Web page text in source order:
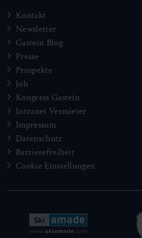
Kontakt
Newsletter
Gastein Blog
Presse
Prospekte
Job
Kongress Gastein
Intranet Vermieter
Impressum
Datenschutz
Barrierefreiheit
Cookie Einstellungen